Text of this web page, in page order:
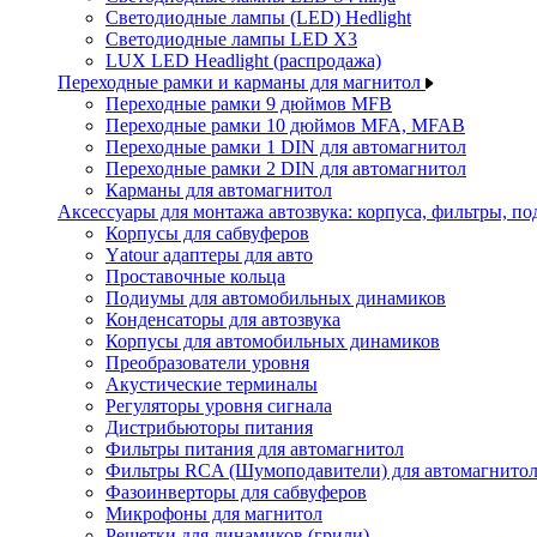
Светодиодные лампы (LED) Hedlight
Светодиодные лампы LED X3
LUX LED Headlight (распродажа)
Переходные рамки и карманы для магнитол
Переходные рамки 9 дюймов MFB
Переходные рамки 10 дюймов MFA, MFAB
Переходные рамки 1 DIN для автомагнитол
Переходные рамки 2 DIN для автомагнитол
Карманы для автомагнитол
Аксессуары для монтажа автозвука: корпуса, фильтры,
Корпусы для сабвуферов
Yаtour адаптеры для авто
Проставочные кольца
Подиумы для автомобильных динамиков
Конденсаторы для автозвука
Корпусы для автомобильных динамиков
Преобразователи уровня
Акустические терминалы
Регуляторы уровня сигнала
Дистрибьюторы питания
Фильтры питания для автомагнитол
Фильтры RCA (Шумоподавители) для автомагнитол
Фазоинверторы для сабвуферов
Микрофоны для магнитол